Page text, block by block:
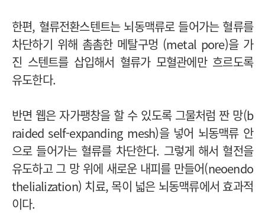
한편, 혈류전환스텐트는 뇌동맥류로 들어가는 혈류를
차단하기 위해 촘촘한 메탈구멍 (metal pore)을 가
진 스텐트를 삽입해서 혈류가 모혈관에만 흐르도록
유도한다.
반면 웹은 자가팽창을 할 수 있도록 그물처럼 짠 망(b
raided self-expanding mesh)을 넣어 뇌동맥류 안
으로 들어가는 혈류를 차단한다. 그렇게 해서 혈전을
유도하고 그 망 위에 새로운 내피를 만들어(neoendo
thelialization) 치료, 목이 넓은 뇌동맥류에서 효과적
이다.